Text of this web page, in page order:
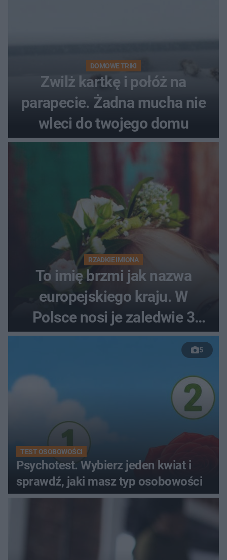
DOMOWE TRIKI
Zwilż kartkę i połóż na
parapecie. Żadna mucha nie
wleci do twojego domu
RZADKIE IMIONA
To imię brzmi jak nazwa
europejskiego kraju. W
Polsce nosi je zaledwie 3
kobiety
5
TEST OSOBOWOŚCI
Psychotest. Wybierz jeden kwiat i
sprawdź, jaki masz typ osobowości